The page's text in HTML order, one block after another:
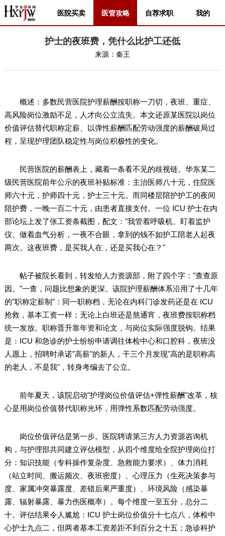
医院买卖 医管攻略 自荐求职 我的
护士的夜班费，凭什么比护工还低
来源： 秦王
概述：多数民营医院护理薪酬按职称一刀切，夜班、重症、
高风险岗位激励不足，人才向公立流失。本文还原某医院以岗位
价值评估替代职称定薪、以弹性薪酬匹配劳动强度的薪酬破局过
程，呈现护理团队稳定性与岗位积极性的变化。
民营医院的薪酬表上，藏着一条看不见的歧视链。华东某二
级民营医院前年公示的夜班补贴标准：主治医师八十元，住院医
师六十元，护师四十元，护士三十元。而同楼层陪护护工的夜间
陪护费，一晚一百二十元，由患者直接支付。一位 ICU 护士在内
部论坛上发了张工资条截图，配文："我管着呼吸机、盯着监护
仪、做着血气分析，一夜不合眼，拿到的钱不如护工陪老人起夜
两次。这夜班费，是买我人在，还是买我心在？"
帖子被院长看到，转发给人力资源部，附了四个字："查查原
因。"一查，问题比想象的更深。该院护理薪酬体系沿用了十几年
的"职称定薪制"：同一职称档，无论在内科门诊发药还是在 ICU
抢救，基本工资一样；无论上白班还是熬通宵，夜班费按职称档
统一发放。职称晋升靠年资和论文，与岗位实际强度脱钩。结果
是：ICU 和急诊的护士纷纷申请调往体检中心和口腔科，夜班没
人愿上，招聘时承诺"高薪"的新人，干三个月发现"高的是职称高
的老人，不是我"，转身考编去了公立。
前年夏天，该院启动"护理岗位价值评估+弹性薪酬"改革，核
心是用岗位价值替代职称光环，用弹性系数匹配劳动强度。
岗位价值评估是第一步。医院聘请第三方人力资源咨询机
构，与护理部共同建立评估模型，从四个维度给全院护理岗位打
分：知识技能（专科操作复杂度、急救能力要求）、体力消耗
（站立时间、搬运频次、夜班密度）、心理压力（生死决策参与
度、家属冲突暴露度、差错后果严重度）、环境风险（感染暴
露、辐射暴露、暴力伤医概率）。每个维度一至五分，总分二
十。评估结果令人尴尬：ICU 护士岗位价值分十七点八，体检中
心护士九点二，但两者基本工资差距不到百分之十五；急诊科护